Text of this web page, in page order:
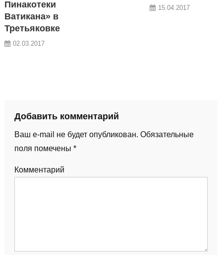
Пинакотеки
Ватикана» в
Третьяковке
02.03.2017
15.04.2017
Добавить комментарий
Ваш e-mail не будет опубликован. Обязательные
поля помечены *
Комментарий